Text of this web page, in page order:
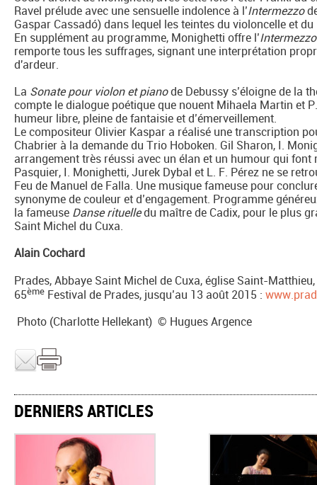
Ravel prélude avec une sensuelle indolence à l’Intermezzo
Gaspar Cassadó) dans lequel les teintes du violoncelle et
En supplément au programme, Monighetti offre l’
remporte tous les suffrages, signant une interprétation
d'ardeur.
La Sonate pour violon et pianode Debussy s’éloigne de la
compte le dialogue poétique que nouent Mihaela Martin et
humeur libre, pleine de fantaisie et d’émerveillement.
Le compositeur Olivier Kaspar a réalisé une transcription
Chabrier à la demande du Trio Hoboken. Gil Sharon, I.
arrangement très réussi avec un élan et un humour qui font
Pasquier, I. Monighetti, Jurek Dybal et L. F. Pérez ne se
Feu de Manuel de Falla. Une musique fameuse pour
synonyme de couleur et d’engagement. Programme
la fameuse Danse rituelledu maître de Cadix, pour le plus
Saint Michel du Cuxa.
Alain Cochard
Prades, Abbaye Saint Michel de Cuxa, église Saint-
65ème Festival de Prades, jusqu’au 13 août 2015 :
Photo (Charlotte Hellekant) © Hugues Argence
DERNIERS ARTICLES